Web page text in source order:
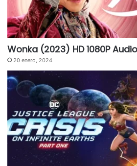
Wonka (2023) HD 1080P
20 enero, 2024